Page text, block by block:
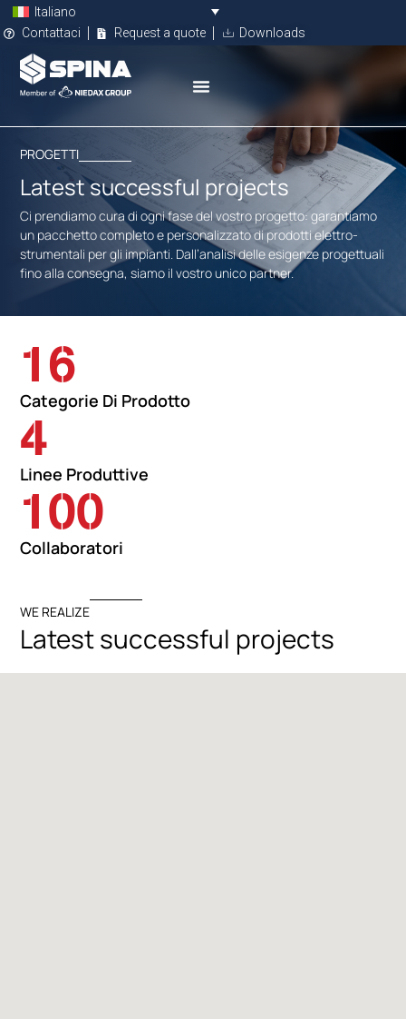
Italiano
Contattaci
Request a quote Downloads
PROGETTI
Latest successful projects
Ci prendiamo cura di ogni fase del vostro progetto: garantiamo
un pacchetto completo e personalizzato di prodotti elettro-
strumentali per gli impianti. Dall’analisi delle esigenze progettuali
fino alla consegna, siamo il vostro unico partner.
16
Categorie Di Prodotto
4
Linee Produttive
100
Collaboratori
WE REALIZE
Latest successful projects